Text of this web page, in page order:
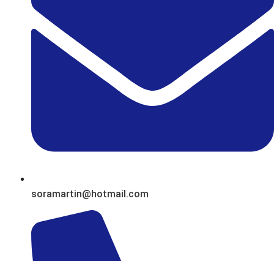
soramartin@hotmail.com